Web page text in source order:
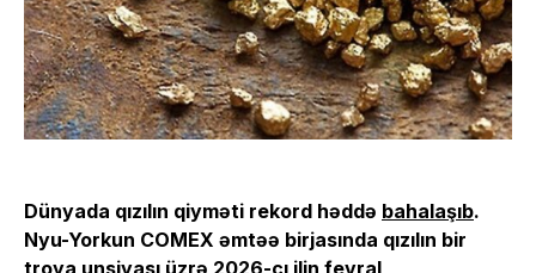
Dünyada qızılın qiyməti rekord həddə bahalaşıb.
Nyu-Yorkun COMEX əmtəə birjasında qızılın bir
troya unsiyası üzrə 2026-cı ilin fevral